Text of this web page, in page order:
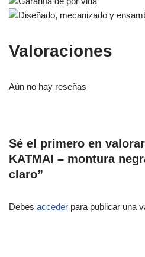
Valoraciones
Aún no hay reseñas
Sé el primero en
KATMAI – montura
claro”
Debes acceder para publicar una